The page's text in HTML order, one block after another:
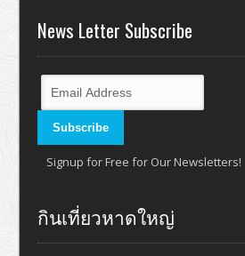
News Letter Subscribe
Signup for Free for Our Newsletters!
กินเที่ยวหาดใหญ่